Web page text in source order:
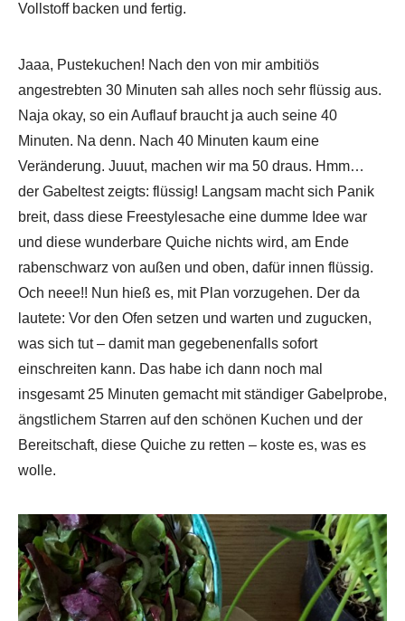
Vollstoff backen und fertig.
Jaaa, Pustekuchen! Nach den von mir ambitiös
angestrebten 30 Minuten sah alles noch sehr flüssig aus.
Naja okay, so ein Auflauf braucht ja auch seine 40
Minuten. Na denn. Nach 40 Minuten kaum eine
Veränderung. Juuut, machen wir ma 50 draus. Hmm…
der Gabeltest zeigts: flüssig! Langsam macht sich Panik
breit, dass diese Freestylesache eine dumme Idee war
und diese wunderbare Quiche nichts wird, am Ende
rabenschwarz von außen und oben, dafür innen flüssig.
Och neee!! Nun hieß es, mit Plan vorzugehen. Der da
lautete: Vor den Ofen setzen und warten und zugucken,
was sich tut – damit man gegebenenfalls sofort
einschreiten kann. Das habe ich dann noch mal
insgesamt 25 Minuten gemacht mit ständiger Gabelprobe,
ängstlichem Starren auf den schönen Kuchen und der
Bereitschaft, diese Quiche zu retten – koste es, was es
wolle.